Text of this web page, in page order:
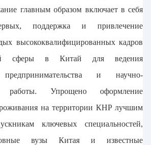
главным образом включает в себя
поддержка и привлечение
высококвалифицированных кадров
сферы в Китай для ведения
предпринимательства и научно-
работы. Упрощено оформление
на территории КНР лучшим
ключевых специальностей,
вузы Китая и известные